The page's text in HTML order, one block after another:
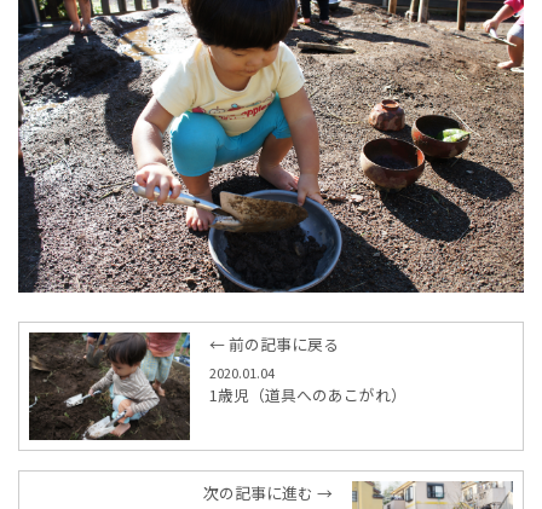
← 前の記事に戻る
2020.01.04
1歳児（道具へのあこがれ）
次の記事に進む →